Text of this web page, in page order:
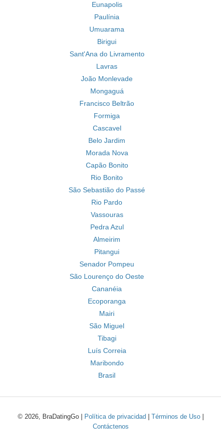
Eunapolis
Paulínia
Umuarama
Birigui
Sant'Ana do Livramento
Lavras
João Monlevade
Mongaguá
Francisco Beltrão
Formiga
Cascavel
Belo Jardim
Morada Nova
Capão Bonito
Rio Bonito
São Sebastião do Passé
Rio Pardo
Vassouras
Pedra Azul
Almeirim
Pitangui
Senador Pompeu
São Lourenço do Oeste
Cananéia
Ecoporanga
Mairi
São Miguel
Tibagi
Luís Correia
Maribondo
Brasil
© 2026, BraDatingGo | Política de privacidad Términos de Uso|
Contáctenos